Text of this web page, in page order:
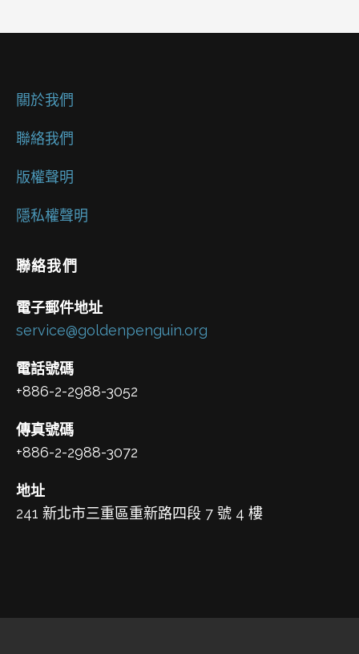
關於我們
聯絡我們
版權聲明
隱私權聲明
聯絡我們
電子郵件地址
service@goldenpenguin.org
電話號碼
+886-2-2988-3052
傳真號碼
+886-2-2988-3072
地址
241 新北市三重區重新路四段 7 號 4 樓